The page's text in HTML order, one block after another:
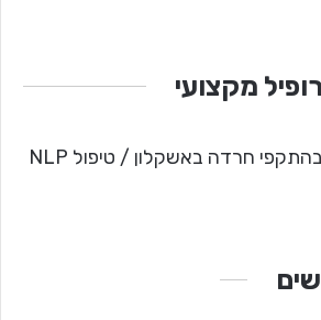
מקצועי
אינה פורמן – טיפול בהתקפי חרדה באשקלון / טיפול NLP